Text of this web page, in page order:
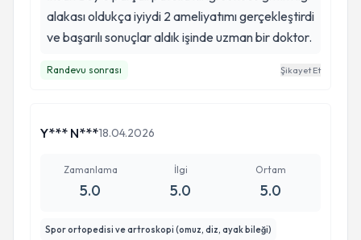
alakası oldukça iyiydi 2 ameliyatımı gerçekleştirdi
ve başarılı sonuçlar aldık işinde uzman bir doktor.
Randevu sonrası Şikayet Et
Y*** N***18.04.2026
Zamanlama
5.0
İlgi
5.0
Ortam
5.0
Spor ortopedisi ve artroskopi (omuz, diz, ayak bileği)